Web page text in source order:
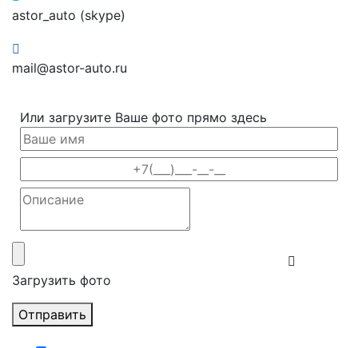
astor_auto (skype)
mail@astor-auto.ru
Или загрузите Ваше фото прямо здесь
Загрузить фото
Отправить